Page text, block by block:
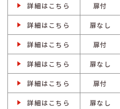
詳細はこちら 扉付
詳細はこちら 扉なし
詳細はこちら 扉付
詳細はこちら 扉なし
詳細はこちら 扉付
詳細はこちら 扉なし